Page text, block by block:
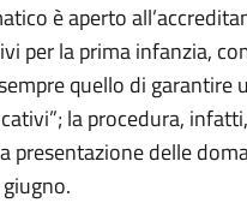
è aperto
per la prima infanzia,
quello di garantire
la procedura,
presentazione delle